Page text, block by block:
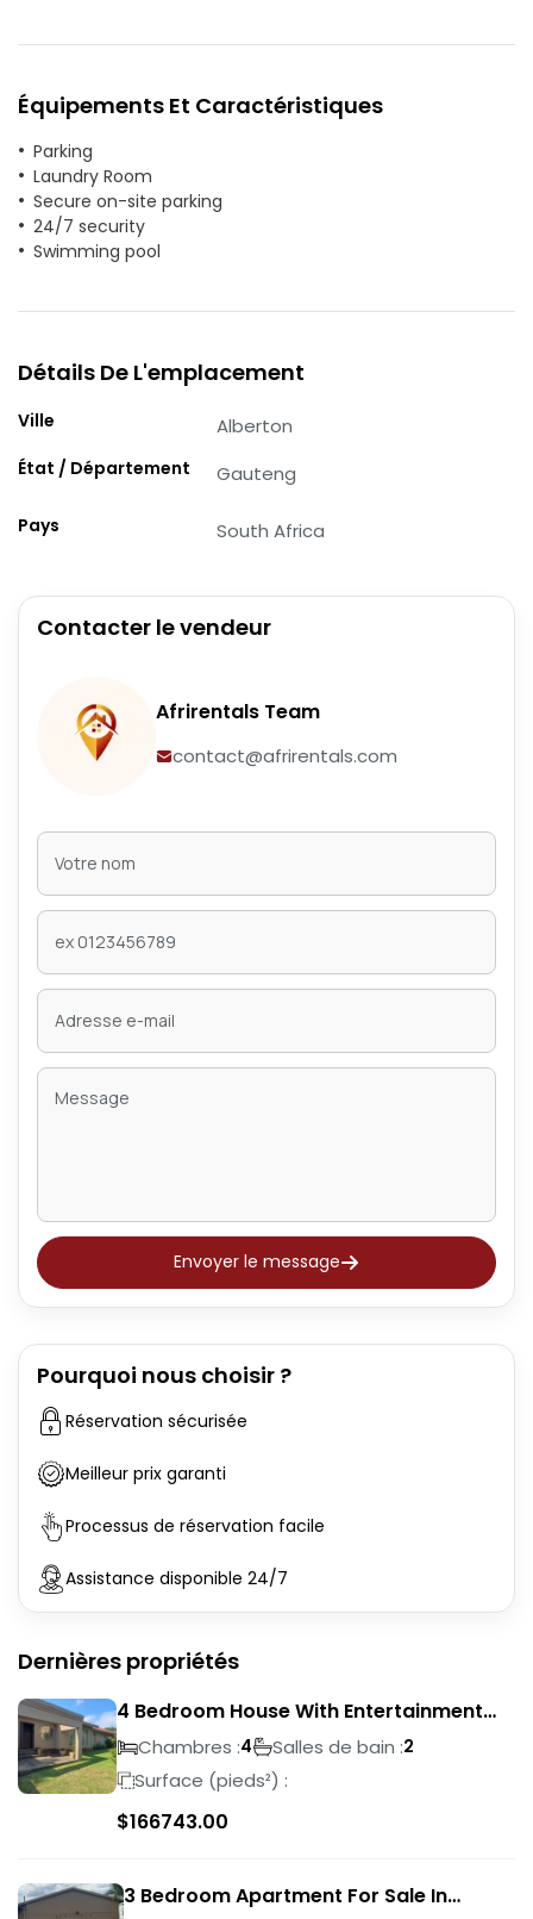
Équipements Et Caractéristiques
Parking
Laundry Room
Secure on-site parking
24/7 security
Swimming pool
Détails De L'emplacement
Ville Alberton
État / Département Gauteng
Pays South Africa
Contacter le vendeur
Afrirentals Team
contact@afrirentals.com
Envoyer le message
Pourquoi nous choisir ?
Réservation sécurisée
Meilleur prix garanti
Processus de réservation facile
Assistance disponible 24/7
Dernières propriétés
4 Bedroom House With Entertainment
Area In Randhart
Chambres :4 Salles de bain :2
Surface (pieds²) :
$166743.00
3 Bedroom Apartment For Sale In